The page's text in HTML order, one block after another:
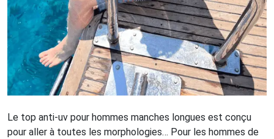
Le top anti-uv pour hommes manches longues est conçu
pour aller à toutes les morphologies… Pour les hommes de